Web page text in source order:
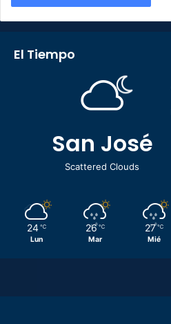
El Tiempo
San José
Scattered Clouds
24 ℃
Lun
26 ℃
Mar
27 ℃
Mié